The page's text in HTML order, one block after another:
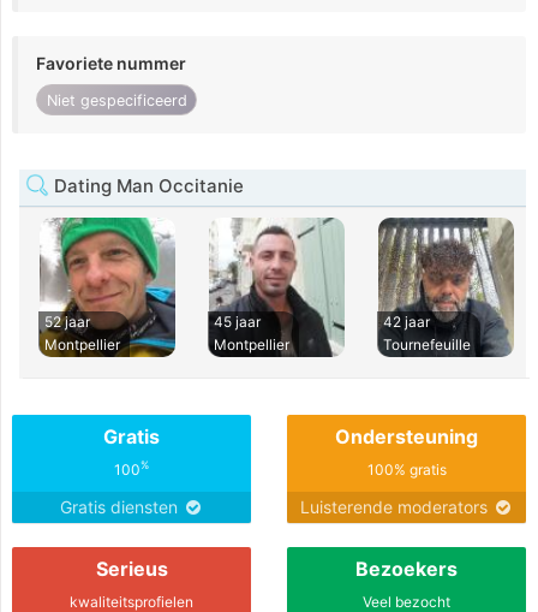
Favoriete nummer
Niet gespecificeerd
Dating Man Occitanie
52 jaar
Montpellier
45 jaar
Montpellier
42 jaar
Tournefeuille
Gratis
100%
Gratis diensten
Ondersteuning
100% gratis
Luisterende moderators
Serieus
kwaliteitsprofielen
Bezoekers
Veel bezocht